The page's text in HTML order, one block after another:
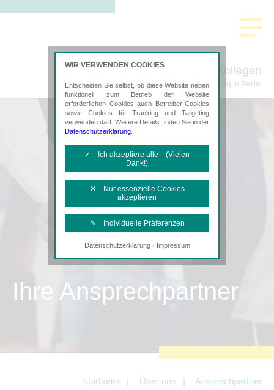
Lemke & Kollegen
Steuerberatung in Berlin
Ihre Ansprechpartner
Startseite Über uns Ansprechpartner
WIR VERWENDEN COOKIES
Entscheiden Sie selbst, ob diese Website neben
funktionell zum Betrieb der Website
erforderlichen Cookies auch Betreiber-Cookies
sowie Cookies für Tracking und Targeting
verwenden darf. Weitere Details finden Sie in der
Datenschutzerklärung
✓ Ich akzeptiere alle (Vielen
Dank!)
✕ Nur essenzielle Cookies
akzeptieren
✎ Individuelle Präferenzen
Notwendige Cookies
Diese Cookies sind erforderlich, um die
Tracking- und Targeting-Cookies
Angebotes einschließlich der
Angeboten von z.B. Facebook und
LinkedIn.
Datenschutzerklärung· Impressum